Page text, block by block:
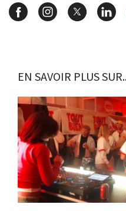
EN SAVOIR PLUS